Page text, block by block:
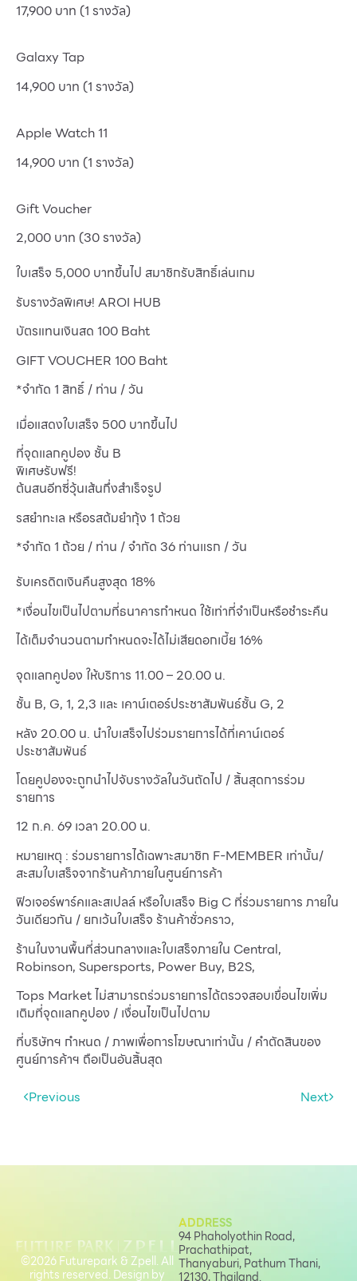
17,900 บาท (1 รางวัล)
Galaxy Tap
14,900 บาท (1 รางวัล)
Apple Watch 11
14,900 บาท (1 รางวัล)
Gift Voucher
2,000 บาท (30 รางวัล)
ใบเสร็จ 5,000 บาทขึ้นไป สมาชิกรับสิทธิ์เล่นเกม
รับรางวัลพิเศษ! AROI HUB
บัตรแทนเงินสด 100 Baht
GIFT VOUCHER 100 Baht
*จำกัด 1 สิทธิ์ / ท่าน / วัน
เมื่อแสดงใบเสร็จ 500 บาทขึ้นไป
ที่จุดแลกคูปอง ชั้น B
พิเศษรับฟรี!
ต้นสนอีทซี่วุ้นเส้นกึ่งสำเร็จรูป
รสยำทะเล หรือรสต้มยำกุ้ง 1 ถ้วย
*จำกัด 1 ถ้วย / ท่าน / จำกัด 36 ท่านแรก / วัน
รับเครดิตเงินคืนสูงสุด 18%
*เงื่อนไขเป็นไปตามที่ธนาคารกำหนด ใช้เท่าที่จำเป็นหรือชำระคืน
ได้เต็มจำนวนตามกำหนดจะได้ไม่เสียดอกเบี้ย 16%
จุดแลกคูปอง ให้บริการ 11.00 – 20.00 น.
ชั้น B, G, 1, 2,3 และ เคาน์เตอร์ประชาสัมพันธ์ชั้น G, 2
หลัง 20.00 น. นำใบเสร็จไปร่วมรายการได้ที่เคาน์เตอร์
ประชาสัมพันธ์
โดยคูปองจะถูกนำไปจับรางวัลในวันถัดไป / สิ้นสุดการร่วม
รายการ
12 ก.ค. 69 เวลา 20.00 น.
หมายเหตุ : ร่วมรายการได้เฉพาะสมาชิก F-MEMBER เท่านั้น/
สะสมใบเสร็จจากร้านค้าภายในศูนย์การค้า
ฟิวเจอร์พาร์คและสเปลล์ หรือใบเสร็จ Big C ที่ร่วมรายการ ภายใน
วันเดียวกัน / ยกเว้นใบเสร็จ ร้านค้าชั่วคราว,
ร้านในงานพื้นที่ส่วนกลางและใบเสร็จภายใน Central,
Robinson, Supersports, Power Buy, B2S,
Tops Market ไม่สามารถร่วมรายการได้ตรวจสอบเขื่อนไขเพิ่ม
เติมที่จุดแลกคูปอง / เงื่อนไขเป็นไปตาม
ที่บริษัทฯ กำหนด / ภาพเพื่อการโฆษณาเท่านั้น / คำตัดสินของ
ศูนย์การค้าฯ ถือเป็นอันสิ้นสุด
Previous
Next
ADDRESS
94 Phaholyothin Road,
Prachathipat,
Thanyaburi, Pathum Thani,
12130, Thailand.
©2026 Futurepark & Zpell. All
rights reserved. Design by